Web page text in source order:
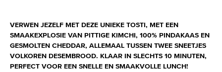
VERWEN JEZELF MET DEZE UNIEKE TOSTI, MET EEN
SMAAKEXPLOSIE VAN PITTIGE KIMCHI, 100% PINDAKAAS EN
GESMOLTEN CHEDDAR, ALLEMAAL TUSSEN TWEE SNEETJES
VOLKOREN DESEMBROOD. KLAAR IN SLECHTS 10 MINUTEN,
PERFECT VOOR EEN SNELLE EN SMAAKVOLLE LUNCH!